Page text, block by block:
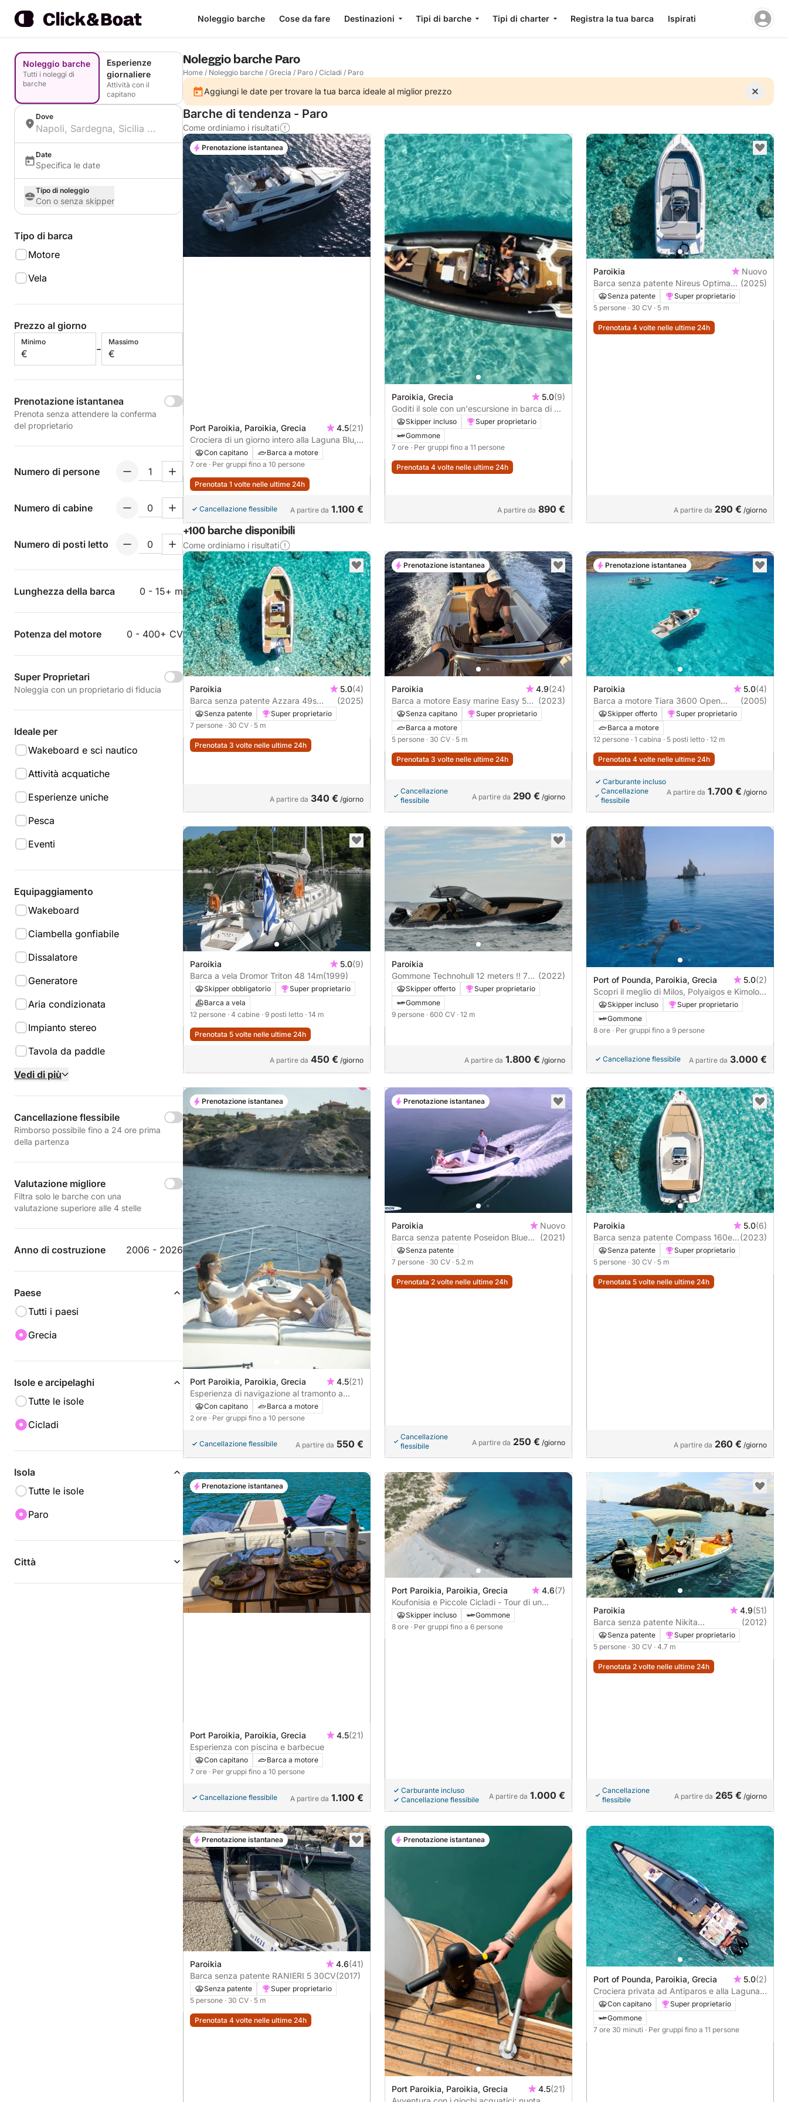
Noleggio barche Cose da fare Destinazioni Tipi di barche Tipi di charter Registra la tua barca Ispirati
Noleggio barche
Tutti i noleggi di
barche
Esperienze
giornaliere
Attività con il
capitano
Dove
Date
Specifica le date
Tipo di noleggio
Con o senza skipper
Tipo di barca
Motore
Vela
Prezzo al giorno
Minimo
€ -
Massimo
€
Prenotazione istantanea
Prenota senza attendere la conferma
del proprietario
Numero di persone
Numero di cabine
Numero di posti letto
Lunghezza della barca 0 - 15+ m
Potenza del motore 0 - 400+ CV
Super Proprietari
Noleggia con un proprietario di fiducia
Ideale per
Wakeboard e sci nautico
Attività acquatiche
Esperienze uniche
Pesca
Eventi
Equipaggiamento
Wakeboard
Ciambella gonfiabile
Dissalatore
Generatore
Aria condizionata
Impianto stereo
Tavola da paddle
Vedi di più
Cancellazione flessibile
Rimborso possibile fino a 24 ore prima
della partenza
Valutazione migliore
Filtra solo le barche con una
valutazione superiore alle 4 stelle
Anno di costruzione 2006 - 2026
Paese
Tutti i paesi
Grecia
Isole e arcipelaghi
Tutte le isole
Cicladi
Isola
Tutte le isole
Paro
Città
Noleggio barche Paro
Home / Noleggio barche / Grecia / Paro / Cicladi / Paro
Aggiungi le date per trovare la tua barca ideale al miglior prezzo
Barche di tendenza - Paro
Come ordiniamo i risultati
Port Paroikia, Paroikia, Grecia 4.5(21)
Crociera di un giorno intero alla Laguna Blu,
Antiparos e Despotiko
Con capitano
Barca a motore
7 ore · Per gruppi fino a 10 persone
Prenotata 1 volte nelle ultime 24h
Cancellazione flessibile A partire da 1.100 €
Prenotazione istantanea
Paroikia, Grecia 5.0(9)
Goditi il sole con un'escursione in barca di 7
ore a Paros.
Skipper incluso
Super proprietario
Gommone
7 ore · Per gruppi fino a 11 persone
Prenotata 4 volte nelle ultime 24h
A partire da 890 €
Paroikia
Nuovo
Barca senza patente Nireus Optima
490 30CV
(2025)
Senza patente
Super proprietario
5 persone · 30 CV · 5 m
Prenotata 4 volte nelle ultime 24h
A partire da 290 € /giorno
+100 barche disponibili
Come ordiniamo i risultati
Paroikia 5.0(4)
Barca senza patente Azzara 49s
30CV
(2025)
Senza patente
Super proprietario
7 persone · 30 CV · 5 m
Prenotata 3 volte nelle ultime 24h
A partire da 340 € /giorno
Paroikia 4.9(24)
Barca a motore Easy marine Easy 500
30CV
(2023)
Senza capitano
Super proprietario
Barca a motore
5 persone · 30 CV · 5 m
Prenotata 3 volte nelle ultime 24h
Cancellazione
flessibile
A partire da 290 € /giorno
Prenotazione istantanea
Paroikia 5.0(4)
Barca a motore Tiara 3600 Open
750CV
(2005)
Skipper offerto
Super proprietario
Barca a motore
12 persone · 1 cabina · 5 posti letto · 12 m
Prenotata 4 volte nelle ultime 24h
Carburante incluso
Cancellazione
flessibile
A partire da 1.700 € /giorno
Prenotazione istantanea
Paroikia 5.0(9)
Barca a vela Dromor Triton 48 14m(1999)
Skipper obbligatorio
Super proprietario
Barca a vela
12 persone · 4 cabine · 9 posti letto · 14 m
Prenotata 5 volte nelle ultime 24h
A partire da 450 € /giorno
Paroikia
Gommone Technohull 12 meters !! 7
hours cruise 600CV
(2022)
Skipper offerto
Super proprietario
Gommone
9 persone · 600 CV · 12 m
A partire da 1.800 € /giorno
Port of Pounda, Paroikia, Grecia 5.0(2)
Scopri il meglio di Milos, Polyaigos e Kimolos
– Giornata intera
Skipper incluso
Super proprietario
Gommone
8 ore · Per gruppi fino a 9 persone
Cancellazione flessibile A partire da 3.000 €
Port Paroikia, Paroikia, Grecia 4.5(21)
Esperienza di navigazione al tramonto a
ParosCon capitano
Barca a motore
2 ore · Per gruppi fino a 10 persone
Cancellazione flessibile A partire da 550 €
Prenotazione istantanea
Paroikia
Nuovo
Barca senza patente Poseidon Blue
water 170 30CV
(2021)
Senza patente
7 persone · 30 CV · 5.2 m
Prenotata 2 volte nelle ultime 24h
Cancellazione
flessibile
A partire da 250 € /giorno
Prenotazione istantanea
Paroikia 5.0(6)
Barca senza patente Compass 160e
30CV
(2023)
Senza patente
Super proprietario
5 persone · 30 CV · 5 m
Prenotata 5 volte nelle ultime 24h
A partire da 260 € /giorno
Port Paroikia, Paroikia, Grecia 4.5(21)
Esperienza con piscina e barbecue
Con capitano
Barca a motore
7 ore · Per gruppi fino a 10 persone
Cancellazione flessibile A partire da 1.100 €
Prenotazione istantanea
Port Paroikia, Paroikia, Grecia 4.6(7)
Koufonisia e Piccole Cicladi - Tour di un
giorno intero
Skipper incluso
Gommone
8 ore · Per gruppi fino a 6 persone
Carburante incluso
Cancellazione flessibile
A partire da 1.000 €
Paroikia 4.9(51)
Barca senza patente Nikita
SEAROVER 470 30CV
(2012)
Senza patente
Super proprietario
5 persone · 30 CV · 4.7 m
Prenotata 2 volte nelle ultime 24h
Cancellazione
flessibile
A partire da 265 € /giorno
Paroikia 4.6(41)
Barca senza patente RANIERI 5 30CV(2017)
Senza patente
Super proprietario
5 persone · 30 CV · 5 m
Prenotata 4 volte nelle ultime 24h
Prenotazione istantanea
Port Paroikia, Paroikia, Grecia 4.5(21)
Prenotazione istantanea
Port of Pounda, Paroikia, Grecia 5.0(2)
Crociera privata ad Antiparos e alla Laguna
Blu Con capitano
Super proprietario
Gommone
7 ore 30 minuti · Per gruppi fino a 11 persone